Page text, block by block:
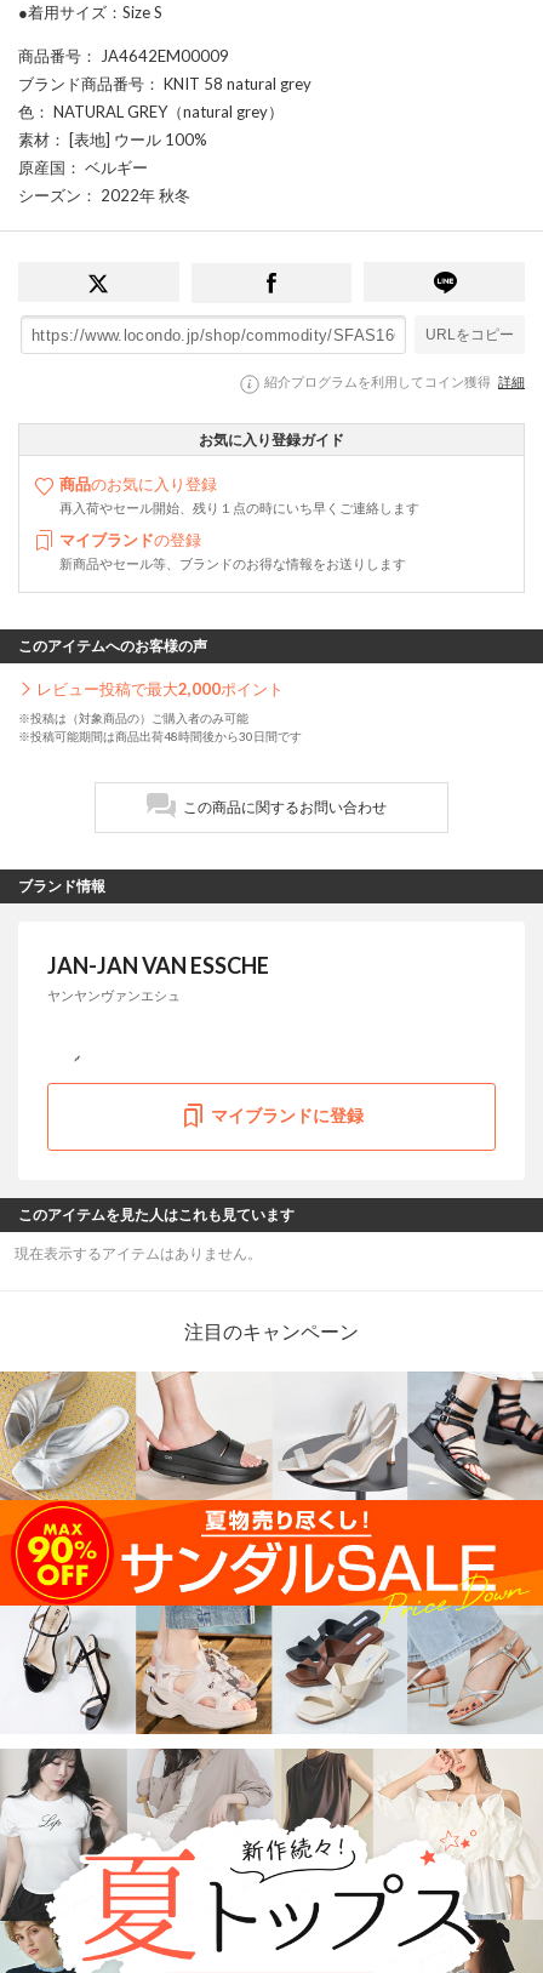
●着用サイズ：Size S
商品番号 ： JA4642EM00009
ブランド商品番号 ： KNIT 58 natural grey
色 ： NATURAL GREY（natural grey）
素材 ： [表地] ウール 100%
原産国 ： ベルギー
シーズン ： 2022年 秋冬
URLをコピー
紹介プログラムを利用してコイン獲得 詳細
お気に入り登録ガイド
商品のお気に入り登録
再入荷やセール開始、残り１点の時にいち早くご連絡します
マイブランドの登録
新商品やセール等、ブランドのお得な情報をお送りします
このアイテムへのお客様の声
レビュー投稿で最大2,000ポイント
※投稿は（対象商品の）ご購入者のみ可能
※投稿可能期間は商品出荷48時間後から30日間です
この商品に関するお問い合わせ
ブランド情報
JAN-JAN VAN ESSCHE
ヤンヤンヴァンエシュ
マイブランドに登録
このアイテムを見た人はこれも見ています
現在表示するアイテムはありません。
注目のキャンペーン